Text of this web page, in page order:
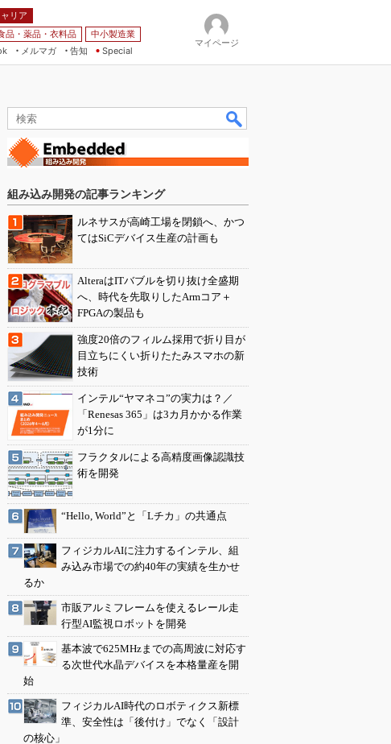
リア
品・薬品・衣料品
中小製造業
メルマガ
告知 Special
マイページ
組み込み開発の記事ランキング
ルネサスが高崎工場を閉鎖へ、かつ
てはSiCデバイス生産の計画も
AlteraはITバブルを切り抜け全盛期
へ、時代を先取りしたArmコア＋
FPGAの製品も
強度20倍のフィルム採用で折り目が
目立ちにくい折りたたみスマホの新
技術
インテル“ヤマネコ”の実力は？／
「Renesas 365」は3カ月かかる作業
が1分に
フラクタルによる高精度画像認識技
術を開発
“Hello, World”と「Lチカ」の共通点
フィジカルAIに注力するインテル、組
み込み市場での約40年の実績を生かせ
るか
市販アルミフレームを使えるレール走
行型AI監視ロボットを開発
基本波で625MHzまでの高周波に対応す
る次世代水晶デバイスを本格量産を開
始
フィジカルAI時代のロボティクス新標
準、安全性は「後付け」でなく「設計
の核心」